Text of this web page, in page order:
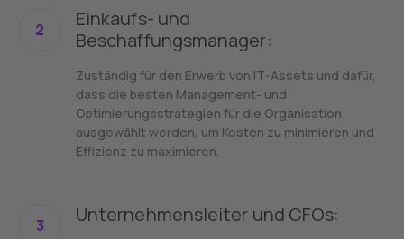
2
Einkaufs- und
Beschaffungsmanager:
Zuständig für den Erwerb von IT-Assets und dafür,
dass die besten Management- und
Optimierungsstrategien für die Organisation
ausgewählt werden, um Kosten zu minimieren und
Effizienz zu maximieren.
3 Unternehmensleiter und CFOs: